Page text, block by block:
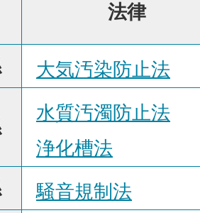
法律
大気汚染防止法
水質汚濁防止法
浄化槽法
騒音規制法